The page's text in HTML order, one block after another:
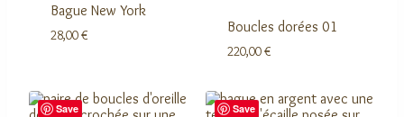
Bague New York
28,00€ Boucles dorées 01
220,00€
Save Save